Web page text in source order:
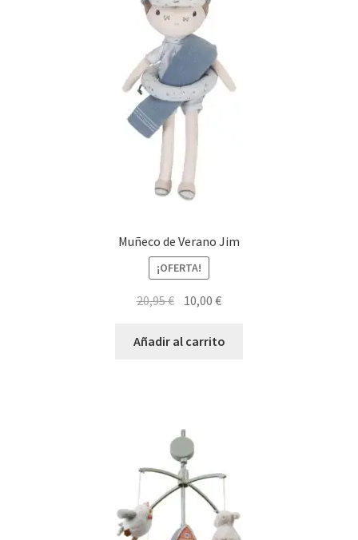
Muñeco de Verano Jim
¡OFERTA!
20,95€ El
original
10,00€El
actual
Añadir al carrito